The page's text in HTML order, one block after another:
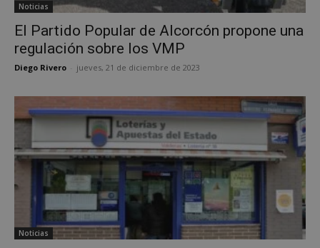
Noticias
El Partido Popular de Alcorcón propone una
regulación sobre los VMP
Diego Rivero jueves, 21 de diciembre de 2023
Noticias
Proveedor/
Dominio
PHPSESSID